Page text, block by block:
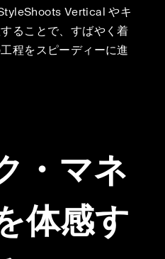
Vertical やキ
ることで、すばやく着
程をスピーディーに進
・マネ
体感す